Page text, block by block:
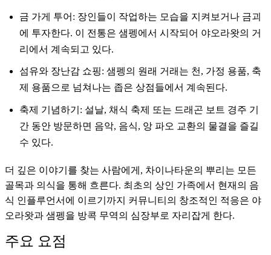
금 가게 투어: 장인들이 작업하는 모습을 지켜보거나 금괴
에 투자한다. 이 전통은 샘펭에서 시작되어 야오라왓의 거
리에서 계속되고 있다.
섬유와 장난감 쇼핑: 샘펭의 원래 거래는 천, 가정 용품, 축
제 용품으로 넘쳐나는 좁은 상점들에서 계속된다.
축제 기념하기: 설날, 채식 축제 또는 드래곤 보트 경주 기
간 동안 방문하면 음악, 음식, 앙 파오 교환의 물결을 즐길
수 있다.
더 깊은 이야기를 찾는 사람에게, 차이나타운의 뿌리는 모든
골목과 의식을 통해 흐른다. 최초의 상인 가족에서 현재의 음
식 인플루언서에 이르기까지 커뮤니티의 창조적인 적응은 야
오라왓과 샘펭을 방콕 무역의 심장부로 자리잡게 한다.
주요 요점